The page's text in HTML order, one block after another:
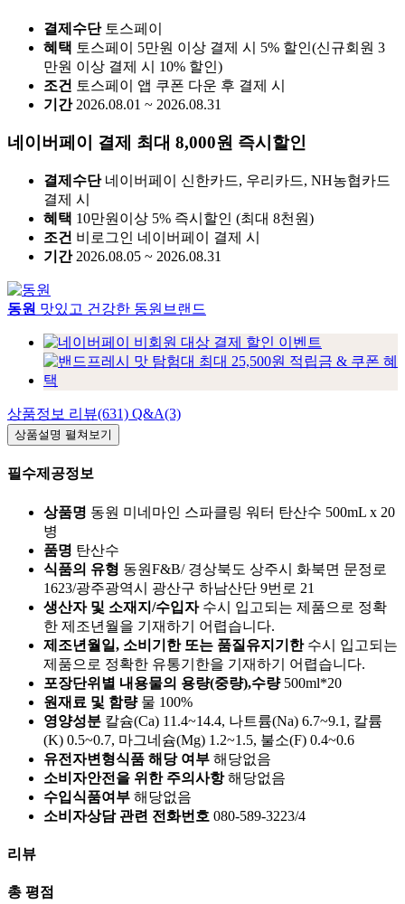
결제수단 토스페이
혜택 토스페이 5만원 이상 결제 시 5% 할인(신규회원 3
만원 이상 결제 시 10% 할인)
조건 토스페이 앱 쿠폰 다운 후 결제 시
기간 2026.08.01 ~ 2026.08.31
네이버페이 결제 최대 8,000원 즉시할인
결제수단 네이버페이 신한카드, 우리카드, NH농협카드
결제 시
혜택 10만원이상 5% 즉시할인 (최대 8천원)
조건 비로그인 네이버페이 결제 시
기간 2026.08.05 ~ 2026.08.31
동원 맛있고 건강한 동원브랜드
상품정보 리뷰(631) Q&A(3)
상품설명 펼쳐보기
필수제공정보
상품명 동원 미네마인 스파클링 워터 탄산수 500mL x 20
병
품명 탄산수
식품의 유형 동원F&B/ 경상북도 상주시 화북면 문정로
1623/광주광역시 광산구 하남산단 9번로 21
생산자 및 소재지/수입자 수시 입고되는 제품으로 정확
한 제조년월을 기재하기 어렵습니다.
제조년월일, 소비기한 또는 품질유지기한 수시 입고되는
제품으로 정확한 유통기한을 기재하기 어렵습니다.
포장단위별 내용물의 용량(중량),수량 500ml*20
원재료 및 함량 물 100%
영양성분 칼슘(Ca) 11.4~14.4, 나트륨(Na) 6.7~9.1, 칼륨
(K) 0.5~0.7, 마그네슘(Mg) 1.2~1.5, 불소(F) 0.4~0.6
유전자변형식품 해당 여부 해당없음
소비자안전을 위한 주의사항 해당없음
수입식품여부 해당없음
소비자상담 관련 전화번호 080-589-3223/4
리뷰
총 평점